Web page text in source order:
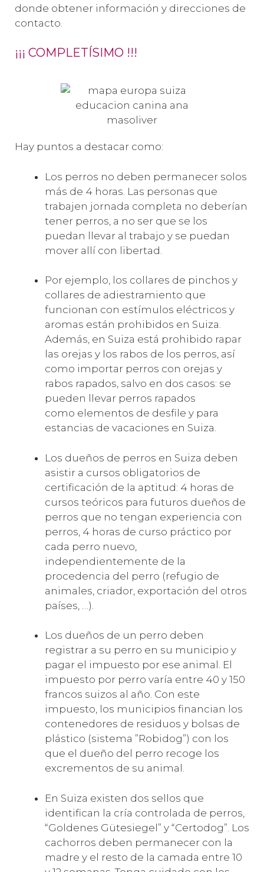
donde obtener información y direcciones de
contacto.
¡¡¡ COMPLETÍSIMO !!!
Hay puntos a destacar como:
Los perros no deben permanecer solos
más de 4 horas. Las personas que
trabajen jornada completa no deberían
tener perros, a no ser que se los
puedan llevar al trabajo y se puedan
mover allí con libertad.
Por ejemplo, los collares de pinchos y
collares de adiestramiento que
funcionan con estímulos eléctricos y
aromas están prohibidos en Suiza.
Además, en Suiza está prohibido rapar
las orejas y los rabos de los perros, así
como importar perros con orejas y
rabos rapados, salvo en dos casos: se
pueden llevar perros rapados
como elementos de desfile y para
estancias de vacaciones en Suiza.
Los dueños de perros en Suiza deben
asistir a cursos obligatorios de
certificación de la aptitud: 4 horas de
cursos teóricos para futuros dueños de
perros que no tengan experiencia con
perros, 4 horas de curso práctico por
cada perro nuevo,
independientemente de la
procedencia del perro (refugio de
animales, criador, exportación del otros
países, …).
Los dueños de un perro deben
registrar a su perro en su municipio y
pagar el impuesto por ese animal. El
impuesto por perro varía entre 40 y 150
francos suizos al año. Con este
impuesto, los municipios financian los
contenedores de residuos y bolsas de
plástico (sistema ”Robidog”) con los
que el dueño del perro recoge los
excrementos de su animal.
En Suiza existen dos sellos que
identifican la cría controlada de perros,
“Goldenes Gütesiegel” y “Certodog”. Los
cachorros deben permanecer con la
madre y el resto de la camada entre 10